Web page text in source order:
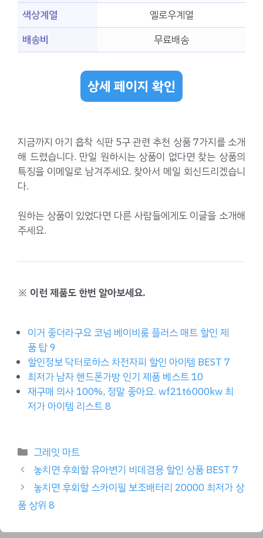
색상계열
옐로우계열
배송비
무료배송
상세 페이지 확인
지금까지 아기 흡착 식판 5구 관련 추천 상품 7가지를 소개
해 드렸습니다. 만일 원하시는 상품이 없다면 찾는 상품의
특징을 이메일로 남겨주세요. 찾아서 메일 회신드리겠습니
다.
원하는 상품이 있었다면 다른 사람들에게도 이글을 소개해
주세요.
※ 이런 제품도 한번 알아보세요.
이거 좋더라구요 코넘 베이비룸 플러스 매트 할인 제
품 탑 9
할인정보 닥터로하스 차전자피 할인 아이템 BEST 7
최저가 남자 핸드폰가방 인기 제품 베스트 10
재구매 의사 100%, 정말 좋아요. wf21t6000kw 최
저가 아이템 리스트 8
Categories
그레잇 마트
놓치면 후회할 유아변기 비데겸용 할인 상품 BEST 7
놓치면 후회할 스카이필 보조배터리 20000 최저가 상
품 상위 8